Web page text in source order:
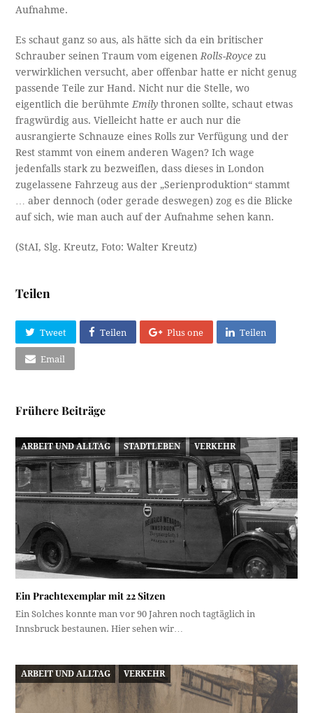
Aufnahme.
Es schaut ganz so aus, als hätte sich da ein britischer
Schrauber seinen Traum vom eigenenRolls-Royce zu
verwirklichen versucht, aber offenbar hatte er nicht genug
passende Teile zur Hand. Nicht nur die Stelle, wo
eigentlich die berühmteEmily thronen sollte, schaut etwas
fragwürdig aus. Vielleicht hatte er auch nur die
ausrangierte Schnauze eines Rolls zur Verfügung und der
Rest stammt von einem anderen Wagen? Ich wage
jedenfalls stark zu bezweiflen, dass dieses in London
zugelassene Fahrzeug aus der „Serienproduktion“ stammt
… aber dennoch (oder gerade deswegen) zog es die Blicke
auf sich, wie man auch auf der Aufnahme sehen kann.
(StAI, Slg. Kreutz, Foto: Walter Kreutz)
Teilen
Tweet Teilen Plus one Teilen
Email
Frühere Beiträge
ARBEIT UND ALLTAG STADTLEBEN VERKEHR
Ein Prachtexemplar mit 22 Sitzen
Ein Solches konnte man vor 90 Jahren noch tagtäglich in
Innsbruck bestaunen. Hier sehen wir…
ARBEIT UND ALLTAG VERKEHR